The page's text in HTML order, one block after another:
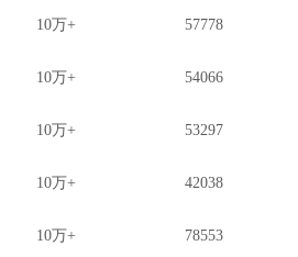
10万+ 57778
10万+ 54066
10万+ 53297
10万+ 42038
10万+ 78553